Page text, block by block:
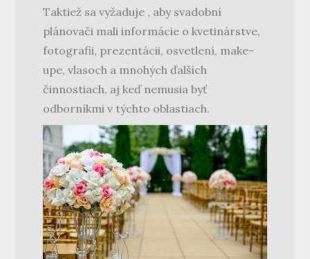
Taktiež sa vyžaduje , aby svadobní
plánovači mali informácie o kvetinárstve,
fotografii, prezentácii, osvetlení, make-
upe, vlasoch a mnohých ďalších
činnostiach, aj keď nemusia byť
odborníkmi v týchto oblastiach.